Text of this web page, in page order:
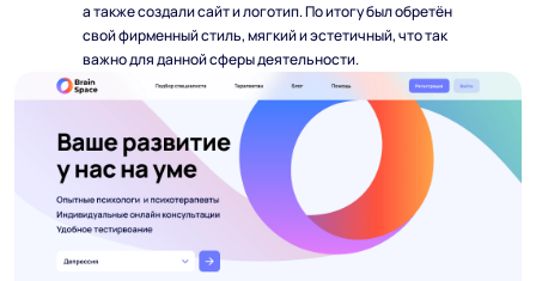
а также создали сайт и логотип. По итогу был обретён
свой фирменный стиль, мягкий и эстетичный, что так
важно для данной сферы деятельности.